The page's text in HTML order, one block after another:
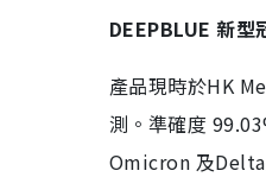
DEEPBLUE 新型
產品現時於HK
測。準確度
Omicron 及Delta